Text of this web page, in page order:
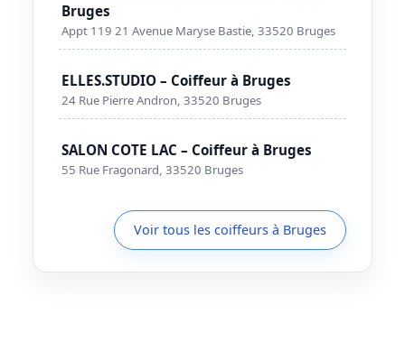
Bruges
Appt 119 21 Avenue Maryse Bastie, 33520 Bruges
ELLES.STUDIO – Coiffeur à Bruges
24 Rue Pierre Andron, 33520 Bruges
SALON COTE LAC – Coiffeur à Bruges
55 Rue Fragonard, 33520 Bruges
Voir tous les coiffeurs à Bruges